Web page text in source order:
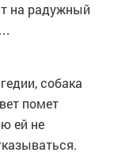
на радужный
собака
помет
ей не